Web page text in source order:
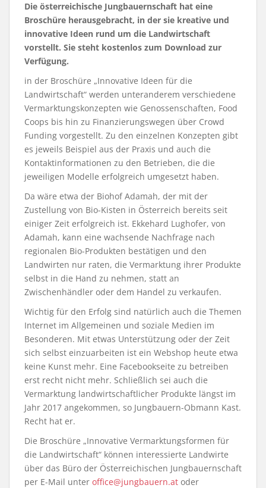
Die österreichische Jungbauernschaft hat eine
Broschüre herausgebracht, in der sie kreative und
innovative Ideen rund um die Landwirtschaft
vorstellt. Sie steht kostenlos zum Download zur
Verfügung.
in der Broschüre „Innovative Ideen für die
Landwirtschaft“ werden unteranderem verschiedene
Vermarktungskonzepten wie Genossenschaften, Food
Coops bis hin zu Finanzierungswegen über Crowd
Funding vorgestellt. Zu den einzelnen Konzepten gibt
es jeweils Beispiel aus der Praxis und auch die
Kontaktinformationen zu den Betrieben, die die
jeweiligen Modelle erfolgreich umgesetzt haben.
Da wäre etwa der Biohof Adamah, der mit der
Zustellung von Bio-Kisten in Österreich bereits seit
einiger Zeit erfolgreich ist. Ekkehard Lughofer, von
Adamah, kann eine wachsende Nachfrage nach
regionalen Bio-Produkten bestätigen und den
Landwirten nur raten, die Vermarktung ihrer Produkte
selbst in die Hand zu nehmen, statt an
Zwischenhändler oder dem Handel zu verkaufen.
Wichtig für den Erfolg sind natürlich auch die Themen
Internet im Allgemeinen und soziale Medien im
Besonderen. Mit etwas Unterstützung oder der Zeit
sich selbst einzuarbeiten ist ein Webshop heute etwa
keine Kunst mehr. Eine Facebookseite zu betreiben
erst recht nicht mehr. Schließlich sei auch die
Vermarktung landwirtschaftlicher Produkte längst im
Jahr 2017 angekommen, so Jungbauern-Obmann Kast.
Recht hat er.
Die Broschüre „Innovative Vermarktungsformen für
die Landwirtschaft“ können interessierte Landwirte
über das Büro der Österreichischen Jungbauernschaft
per E-Mail unter office@jungbauern.at oder